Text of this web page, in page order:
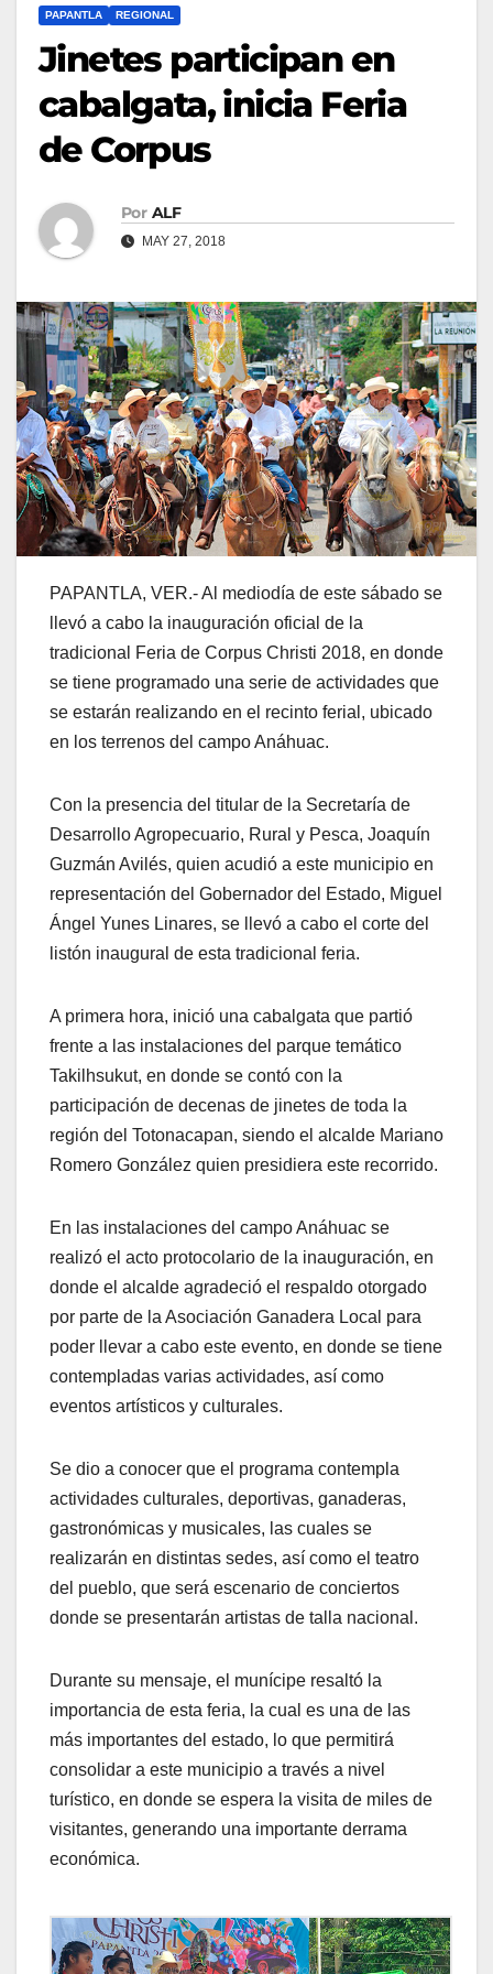
PAPANTLA REGIONAL
Jinetes participan en
cabalgata, inicia Feria
de Corpus
Por ALF
MAY 27, 2018
PAPANTLA, VER.- Al mediodía de este sábado se
llevó a cabo la inauguración oficial de la
tradicional Feria de Corpus Christi 2018, en donde
se tiene programado una serie de actividades que
se estarán realizando en el recinto ferial, ubicado
en los terrenos del campo Anáhuac.
Con la presencia del titular de la Secretaría de
Desarrollo Agropecuario, Rural y Pesca, Joaquín
Guzmán Avilés, quien acudió a este municipio en
representación del Gobernador del Estado, Miguel
Ángel Yunes Linares, se llevó a cabo el corte del
listón inaugural de esta tradicional feria.
A primera hora, inició una cabalgata que partió
frente a las instalaciones del parque temático
Takilhsukut, en donde se contó con la
participación de decenas de jinetes de toda la
región del Totonacapan, siendo el alcalde Mariano
Romero González quien presidiera este recorrido.
En las instalaciones del campo Anáhuac se
realizó el acto protocolario de la inauguración, en
donde el alcalde agradeció el respaldo otorgado
por parte de la Asociación Ganadera Local para
poder llevar a cabo este evento, en donde se tiene
contempladas varias actividades, así como
eventos artísticos y culturales.
Se dio a conocer que el programa contempla
actividades culturales, deportivas, ganaderas,
gastronómicas y musicales, las cuales se
realizarán en distintas sedes, así como el teatro
del pueblo, que será escenario de conciertos
donde se presentarán artistas de talla nacional.
Durante su mensaje, el munícipe resaltó la
importancia de esta feria, la cual es una de las
más importantes del estado, lo que permitirá
consolidar a este municipio a través a nivel
turístico, en donde se espera la visita de miles de
visitantes, generando una importante derrama
económica.